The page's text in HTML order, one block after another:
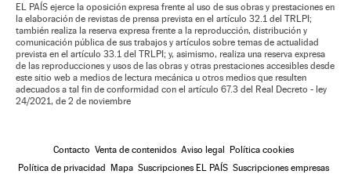
EL PAÍS ejerce la oposición expresa frente al uso de sus obras y prestaciones en
la elaboración de revistas de prensa prevista en el artículo 32.1 del TRLPI;
también realiza la reserva expresa frente a la reproducción, distribución y
comunicación pública de sus trabajos y artículos sobre temas de actualidad
prevista en el artículo 33.1 del TRLPI; y, asimismo, realiza una reserva expresa
de las reproducciones y usos de las obras y otras prestaciones accesibles desde
este sitio web a medios de lectura mecánica u otros medios que resulten
adecuados a tal fin de conformidad con el artículo 67.3 del Real Decreto - ley
24/2021, de 2 de noviembre
Contacto Venta de contenidos Aviso legal Política cookies
Política de privacidad Mapa Suscripciones EL PAÍS Suscripciones empresas